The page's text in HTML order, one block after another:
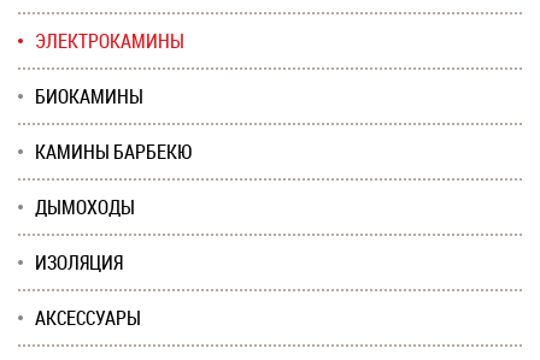
ЭЛЕКТРОКАМИНЫ
БИОКАМИНЫ
КАМИНЫ БАРБЕКЮ
ДЫМОХОДЫ
ИЗОЛЯЦИЯ
АКСЕССУАРЫ